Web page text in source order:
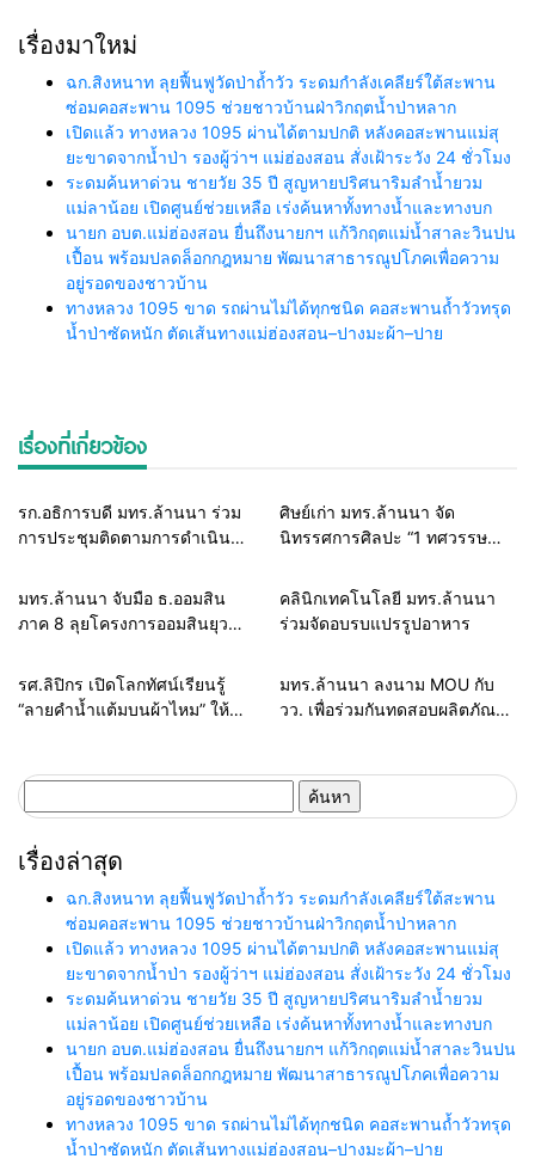
เรื่องมาใหม่
ฉก.สิงหนาท ลุยฟื้นฟูวัดป่าถ้ำวัว ระดมกำลังเคลียร์ใต้สะพาน
ซ่อมคอสะพาน 1095 ช่วยชาวบ้านฝ่าวิกฤตน้ำป่าหลาก
เปิดแล้ว ทางหลวง 1095 ผ่านได้ตามปกติ หลังคอสะพานแม่สุ
ยะขาดจากน้ำป่า รองผู้ว่าฯ แม่ฮ่องสอน สั่งเฝ้าระวัง 24 ชั่วโมง
ระดมค้นหาด่วน ชายวัย 35 ปี สูญหายปริศนาริมลำน้ำยวม
แม่ลาน้อย เปิดศูนย์ช่วยเหลือ เร่งค้นหาทั้งทางน้ำและทางบก
นายก อบต.แม่ฮ่องสอน ยื่นถึงนายกฯ แก้วิกฤตแม่น้ำสาละวินปน
เปื้อน พร้อมปลดล็อกกฎหมาย พัฒนาสาธารณูปโภคเพื่อความ
อยู่รอดของชาวบ้าน
ทางหลวง 1095 ขาด รถผ่านไม่ได้ทุกชนิด คอสะพานถ้ำวัวทรุด
น้ำป่าซัดหนัก ตัดเส้นทางแม่ฮ่องสอน–ปางมะผ้า–ปาย
เรื่องที่เกี่ยวข้อง
รอบรั้วการศึกษา
รก.อธิการบดี มทร.ล้านนา ร่วม
การประชุมติดตามการดำเนิน
สืบสานศาสตร์พระราชา ต่อยอด
งานโครงการอันเนื่องมาจากพระ
ราชดำริ
รอบรั้วทั่วไทย
ศิษย์เก่า มทร.ล้านนา จัด
นิทรรศการศิลปะ “1 ทศวรรษ
มี.ค.นี้ เท่านั้น
รอบรั้วทั่วไทย
มทร.ล้านนา จับมือ ธ.ออมสิน
ภาค 8 ลุยโครงการออมสินยุว
รอบรั้วทั่วไทย
คลินิกเทคโนโลยี มทร.ล้านนา
ร่วมจัดอบรบแปรรูปอาหาร
รอบรั้วทั่วไทย
รศ.ลิปิกร เปิดโลกทัศน์เรียนรู้
“ลายคำน้ำแต้มบนผ้าไหม” ให้
รอบรั้วทั่วไทย
มทร.ล้านนา ลงนาม MOU กับ
วว. เพื่อร่วมกันทดสอบผลิตภัณฑ์
สำหรับ:
เรื่องล่าสุด
ฉก.สิงหนาท ลุยฟื้นฟูวัดป่าถ้ำวัว ระดมกำลังเคลียร์ใต้สะพาน
ซ่อมคอสะพาน 1095 ช่วยชาวบ้านฝ่าวิกฤตน้ำป่าหลาก
เปิดแล้ว ทางหลวง 1095 ผ่านได้ตามปกติ หลังคอสะพานแม่สุ
ยะขาดจากน้ำป่า รองผู้ว่าฯ แม่ฮ่องสอน สั่งเฝ้าระวัง 24 ชั่วโมง
ระดมค้นหาด่วน ชายวัย 35 ปี สูญหายปริศนาริมลำน้ำยวม
แม่ลาน้อย เปิดศูนย์ช่วยเหลือ เร่งค้นหาทั้งทางน้ำและทางบก
นายก อบต.แม่ฮ่องสอน ยื่นถึงนายกฯ แก้วิกฤตแม่น้ำสาละวินปน
เปื้อน พร้อมปลดล็อกกฎหมาย พัฒนาสาธารณูปโภคเพื่อความ
อยู่รอดของชาวบ้าน
ทางหลวง 1095 ขาด รถผ่านไม่ได้ทุกชนิด คอสะพานถ้ำวัวทรุด
น้ำป่าซัดหนัก ตัดเส้นทางแม่ฮ่องสอน–ปางมะผ้า–ปาย